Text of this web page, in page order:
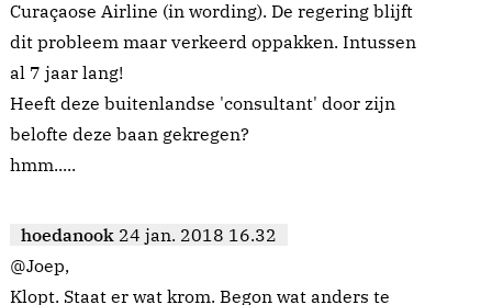
Curaçaose Airline (in wording). De regering blijft
dit probleem maar verkeerd oppakken. Intussen
al 7 jaar lang!
Heeft deze buitenlandse 'consultant' door zijn
belofte deze baan gekregen?
hmm.....
hoedanook 24 jan. 2018 16.32
@Joep,
Klopt. Staat er wat krom. Begon wat anders te